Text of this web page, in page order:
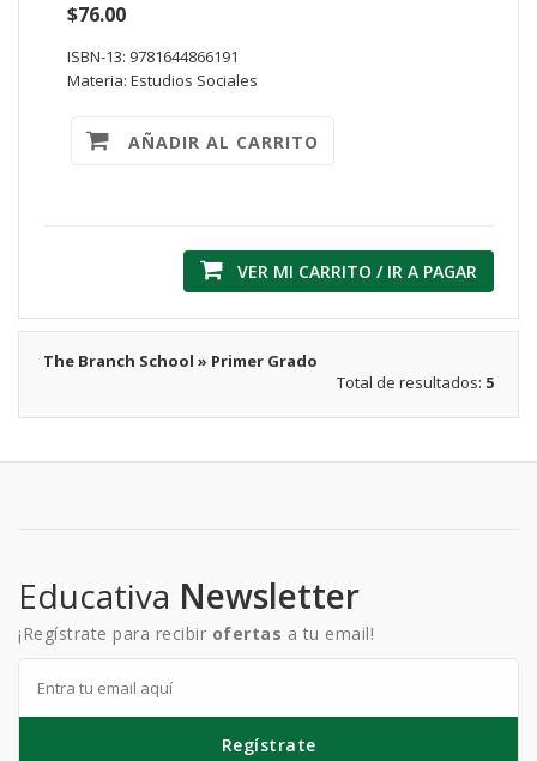
$76.00
ISBN-13: 9781644866191
Materia: Estudios Sociales
AÑADIR AL CARRITO
VER MI CARRITO / IR A PAGAR
The Branch School » Primer Grado
Total de resultados: 5
Educativa Newsletter
¡Regístrate para recibir ofertas a tu email!
Regístrate